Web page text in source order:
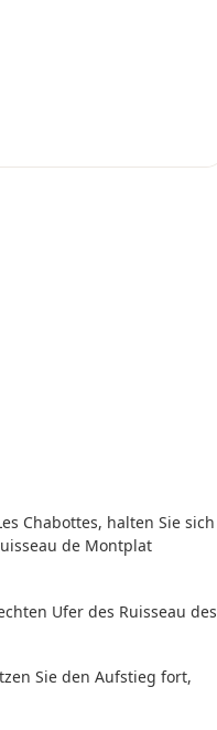
Chabottes, halten Sie sich
de Montplat
Ufer des Ruisseau des
Sie den Aufstieg fort,